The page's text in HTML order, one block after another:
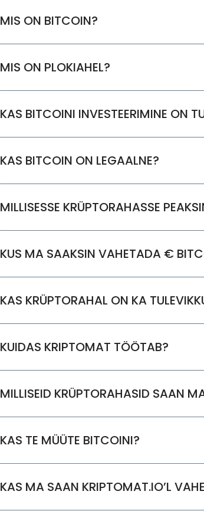
MIS ON BITCOIN?
MIS ON PLOKIAHEL?
KAS BITCOINI INVESTEERIMINE ON
KAS BITCOIN ON LEGAALNE?
MILLISESSE KRÜPTORAHASSE
KUS MA SAAKSIN VAHETADA €
KAS KRÜPTORAHAL ON KA
KUIDAS KRIPTOMAT TÖÖTAB?
MILLISEID KRÜPTORAHASID SAAN
KAS TE MÜÜTE BITCOINI?
KAS MA SAAN KRIPTOMAT.IO’L